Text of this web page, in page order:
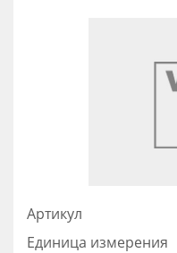
Артикул
Единица измерения